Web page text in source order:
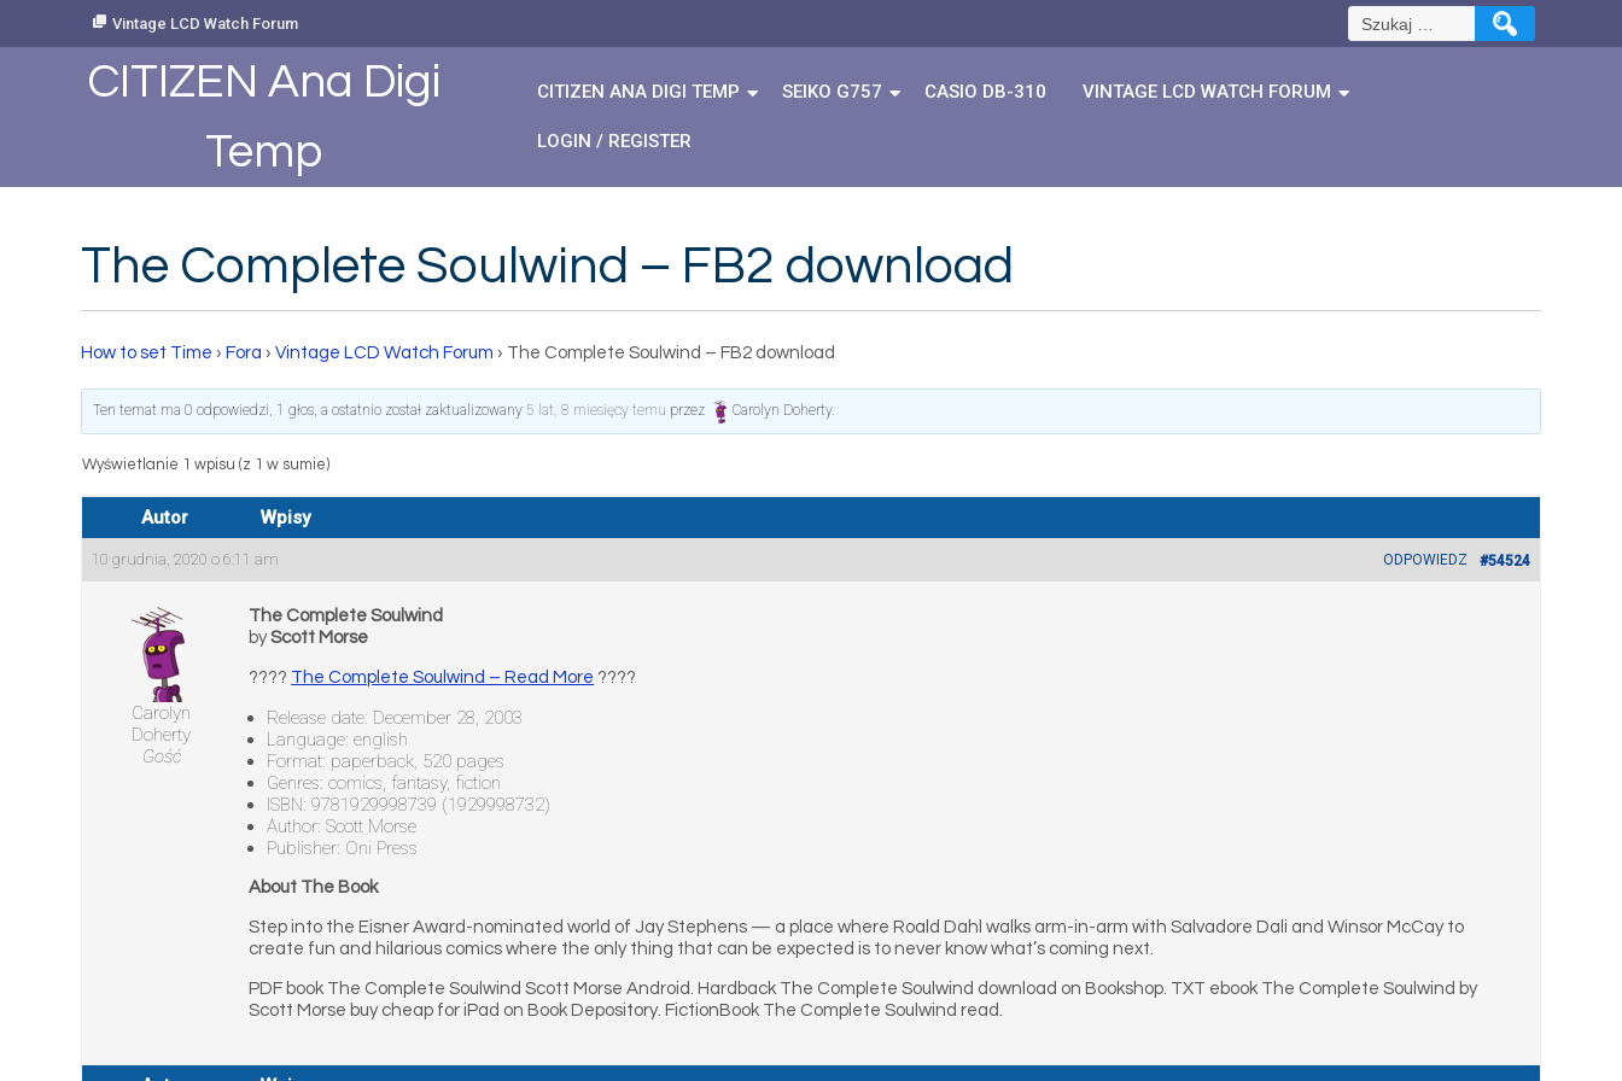
Vintage LCD Watch Forum Szukaj:
CITIZEN Ana Digi
Temp
CITIZEN ANA DIGI TEMP SEIKO G757 CASIO DB-310 VINTAGE LCD WATCH FORUM
LOGIN / REGISTER
The Complete Soulwind – FB2 download
How to set Time › Fora › Vintage LCD Watch Forum › The Complete Soulwind – FB2 download
Ten temat ma 0 odpowiedzi, 1 głos, a ostatnio został zaktualizowany 5 lat, 8 miesięcy temu przez Carolyn Doherty.
Wyświetlanie 1 wpisu (z 1 w sumie)
Autor Wpisy
10 grudnia, 2020 o 6:11 am #54524
ODPOWIEDZ
Carolyn
Doherty
Gość
The Complete Soulwind
byScott Morse
???? The Complete Soulwind – Read More ????
Release date: December 28, 2003
Language: english
Format: paperback, 520 pages
Genres: comics, fantasy, fiction
ISBN: 9781929998739 (1929998732)
Author: Scott Morse
Publisher: Oni Press
About The Book
Step into the Eisner Award-nominated world of Jay Stephens — a place where Roald Dahl walks arm-in-arm with Salvadore Dali and Winsor McCay to
create fun and hilarious comics where the only thing that can be expected is to never know what’s coming next.
PDF book The Complete Soulwind Scott Morse Android. Hardback The Complete Soulwind download on Bookshop. TXT ebook The Complete Soulwind by
Scott Morse buy cheap for iPad on Book Depository. FictionBook The Complete Soulwind read.